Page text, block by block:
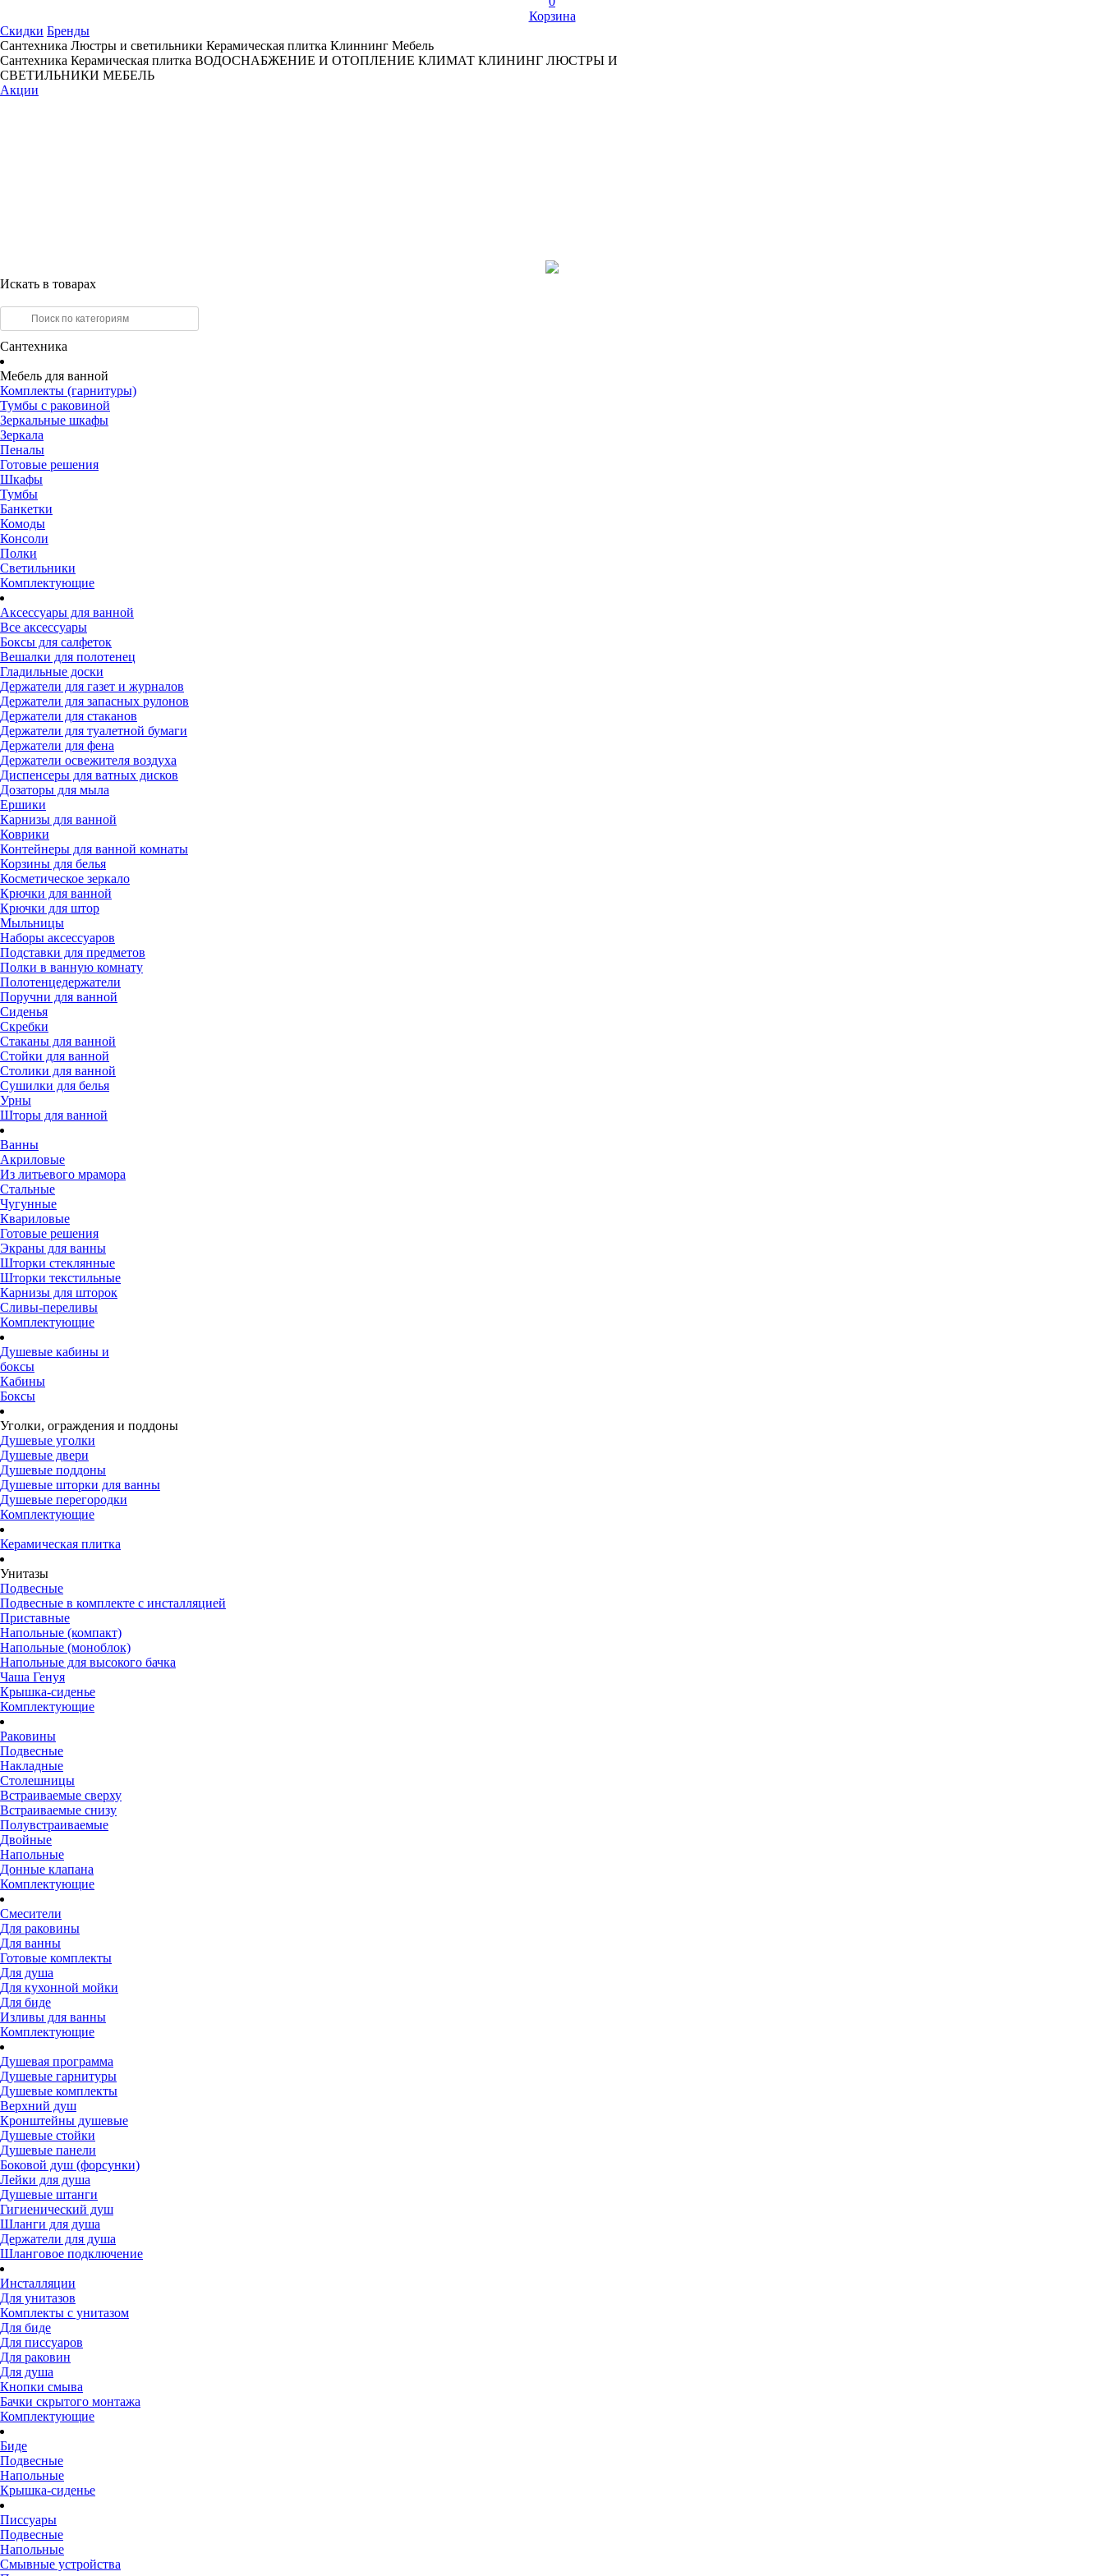
Корзина
Скидки Бренды
Сантехника Люстры и светильники Керамическая плитка Клиннинг Мебель
Сантехника Керамическая плитка ВОДОСНАБЖЕНИЕ И ОТОПЛЕНИЕ КЛИМАТ КЛИНИНГ ЛЮСТРЫ И
СВЕТИЛЬНИКИ МЕБЕЛЬ
Акции
Искать в товарах
Сантехника
Мебель для ванной
Комплекты (гарнитуры)
Тумбы с раковиной
Зеркальные шкафы
Зеркала
Пеналы
Готовые решения
Шкафы
Тумбы
Банкетки
Комоды
Консоли
Полки
Светильники
Комплектующие
Аксессуары для ванной
Все аксессуары
Боксы для салфеток
Вешалки для полотенец
Гладильные доски
Держатели для газет и журналов
Держатели для запасных рулонов
Держатели для стаканов
Держатели для туалетной бумаги
Держатели для фена
Держатели освежителя воздуха
Диспенсеры для ватных дисков
Дозаторы для мыла
Ершики
Карнизы для ванной
Коврики
Контейнеры для ванной комнаты
Корзины для белья
Косметическое зеркало
Крючки для ванной
Крючки для штор
Мыльницы
Наборы аксессуаров
Подставки для предметов
Полки в ванную комнату
Полотенцедержатели
Поручни для ванной
Сиденья
Скребки
Стаканы для ванной
Стойки для ванной
Столики для ванной
Сушилки для белья
Урны
Шторы для ванной
Ванны
Акриловые
Из литьевого мрамора
Стальные
Чугунные
Квариловые
Готовые решения
Экраны для ванны
Шторки стеклянные
Шторки текстильные
Карнизы для шторок
Сливы-переливы
Комплектующие
Душевые кабины и
боксы
Кабины
Боксы
Уголки, ограждения и поддоны
Душевые уголки
Душевые двери
Душевые поддоны
Душевые шторки для ванны
Душевые перегородки
Комплектующие
Керамическая плитка
Унитазы
Подвесные
Подвесные в комплекте с инсталляцией
Приставные
Напольные (компакт)
Напольные (моноблок)
Напольные для высокого бачка
Чаша Генуя
Крышка-сиденье
Комплектующие
Раковины
Подвесные
Накладные
Столешницы
Встраиваемые сверху
Встраиваемые снизу
Полувстраиваемые
Двойные
Напольные
Донные клапана
Комплектующие
Смесители
Для раковины
Для ванны
Готовые комплекты
Для душа
Для кухонной мойки
Для биде
Изливы для ванны
Комплектующие
Душевая программа
Душевые гарнитуры
Душевые комплекты
Верхний душ
Кронштейны душевые
Душевые стойки
Душевые панели
Боковой душ (форсунки)
Лейки для душа
Душевые штанги
Гигиенический душ
Шланги для душа
Держатели для душа
Шланговое подключение
Инсталляции
Для унитазов
Комплекты с унитазом
Для биде
Для писсуаров
Для раковин
Для душа
Кнопки смыва
Бачки скрытого монтажа
Комплектующие
Биде
Подвесные
Напольные
Крышка-сиденье
Писсуары
Подвесные
Напольные
Смывные устройства